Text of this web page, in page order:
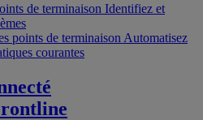
de terminaison Identifiez et
points de terminaison Automatisez
courantes